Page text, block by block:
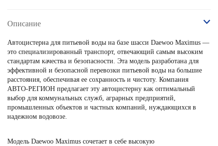
Описание
Автоцистерна для питьевой воды на базе шасси Daewoo Maximus —
это специализированный транспорт, отвечающий самым высоким
стандартам качества и безопасности. Эта модель разработана для
эффективной и безопасной перевозки питьевой воды на большие
расстояния, обеспечивая ее сохранность и чистоту. Компания
АВТО-РЕГИОН предлагает эту автоцистерну как оптимальный
выбор для коммунальных служб, аграрных предприятий,
промышленных объектов и частных компаний, нуждающихся в
надежном водовозе.
Модель Daewoo Maximus сочетает в себе высокую